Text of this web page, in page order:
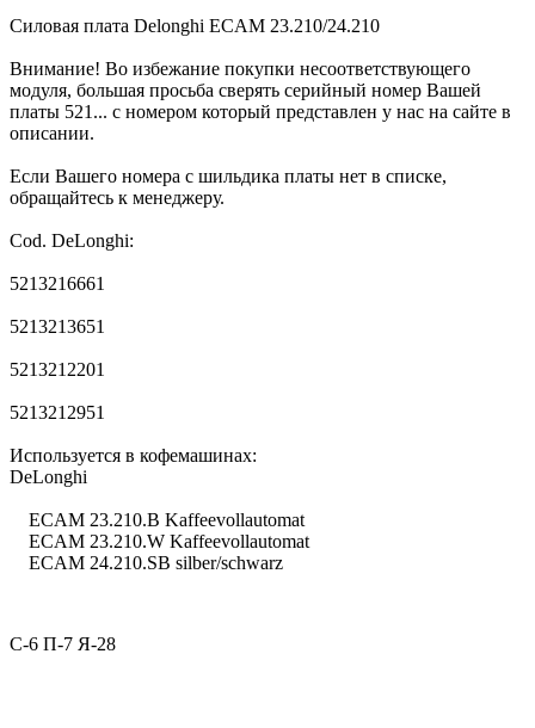
Силовая плата Delonghi ECAM 23.210/24.210
Внимание! Во избежание покупки несоответствующего
модуля, большая просьба сверять серийный номер Вашей
платы 521... с номером который представлен у нас на сайте в
описании.
Если Вашего номера с шильдика платы нет в списке,
обращайтесь к менеджеру.
Cod. DeLonghi:
5213216661
5213213651
5213212201
5213212951
Используется в кофемашинах:
DeLonghi
ECAM 23.210.B Kaffeevollautomat
ECAM 23.210.W Kaffeevollautomat
ECAM 24.210.SB silber/schwarz
С-6 П-7 Я-28